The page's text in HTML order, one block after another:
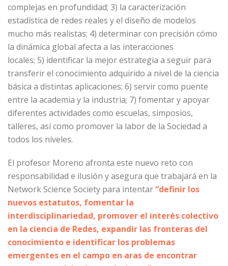
complejas en profundidad; 3) la caracterización
estadística de redes reales y el diseño de modelos
mucho más realistas; 4) determinar con precisión cómo
la dinámica global afecta a las interacciones
locales; 5) identificar la mejor estrategia a seguir para
transferir el conocimiento adquirido a nivel de la ciencia
básica a distintas aplicaciones; 6) servir como puente
entre la academia y la industria; 7) fomentar y apoyar
diferentes actividades como escuelas, simposios,
talleres, así como promover la labor de la Sociedad a
todos los niveles.
El profesor Moreno afronta este nuevo reto con
responsabilidad e ilusión y asegura que trabajará en la
Network Science Society para intentar“definir los
nuevos estatutos, fomentar la
interdisciplinariedad, promover el interés colectivo
en la ciencia de Redes, expandir las fronteras del
conocimiento e identificar los problemas
emergentes en el campo en aras de encontrar